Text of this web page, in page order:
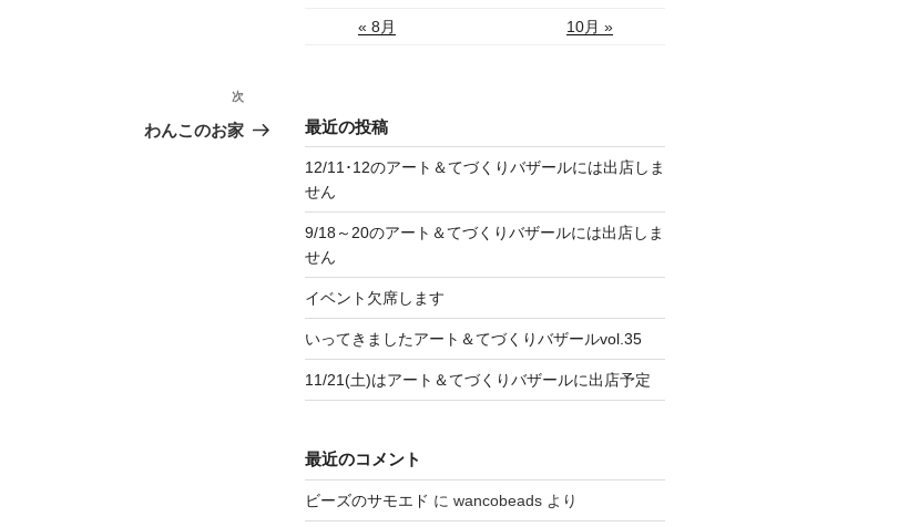
の
次
わんこのお家
« 8月 10月 »
最近の投稿
12/11･12のアート＆てづくりバザールには出店しま
せん
9/18～20のアート＆てづくりバザールには出店しま
せん
イベント欠席します
いってきましたアート＆てづくりバザールvol.35
11/21(土)はアート＆てづくりバザールに出店予定
最近のコメント
ビーズのサモエド に wancobeadsより